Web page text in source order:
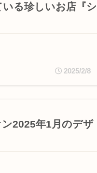
る珍しいお店『シ
2025/2/8
2025年1月のデザ